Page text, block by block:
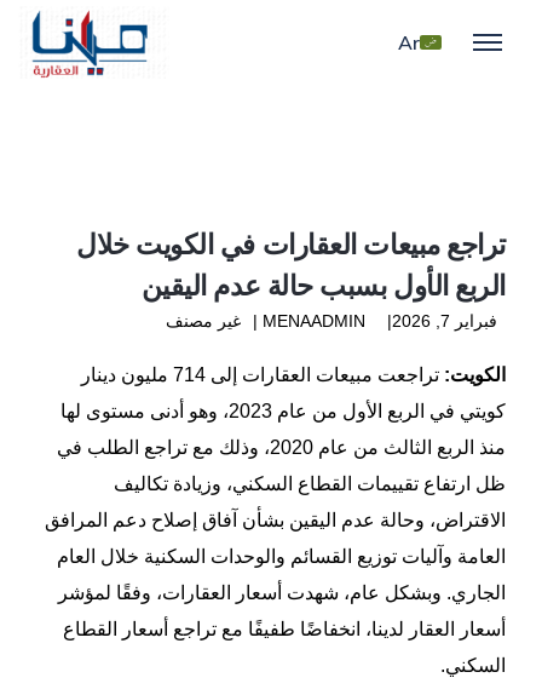
Ar
تراجع مبيعات العقارات في الكويت خلال
الربع الأول بسبب حالة عدم اليقين
فبراير 7, 2026 MENAADMIN غير مصنف
الكويت:
تراجعت مبيعات العقارات إلى 714 مليون دينار
كويتي في الربع الأول من عام 2023، وهو أدنى مستوى لها
منذ الربع الثالث من عام 2020، وذلك مع تراجع الطلب في
ظل ارتفاع تقييمات القطاع السكني، وزيادة تكاليف
الاقتراض، وحالة عدم اليقين بشأن آفاق إصلاح دعم المرافق
العامة وآليات توزيع القسائم والوحدات السكنية خلال العام
الجاري. وبشكل عام، شهدت أسعار العقارات، وفقًا لمؤشر
أسعار العقار لدينا، انخفاضًا طفيفًا مع تراجع أسعار القطاع
السكني.